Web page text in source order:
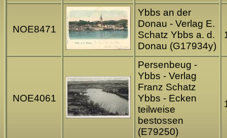
NOE8471
Ybbs an der
Donau - Verlag E.
Schatz Ybbs a. d.
Donau (G17934y)
NOE4061
Persenbeug -
Ybbs - Verlag
Franz Schatz
Ybbs - Ecken
teilweise
bestossen
(E79250)